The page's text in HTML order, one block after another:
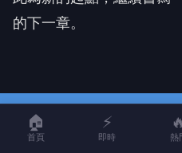
隊，更屬於每一位關心台
開始為孩子說話，當空間
的下一章。
🏠
首頁
⚡
即時 熱